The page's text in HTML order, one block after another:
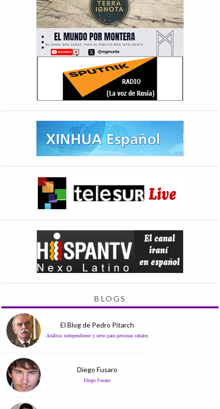
BLOGS
El Blog de Pedro Pitarch
Análisis independiente y serio para personas cabales
Diego Fusaro
Diego Fusaro